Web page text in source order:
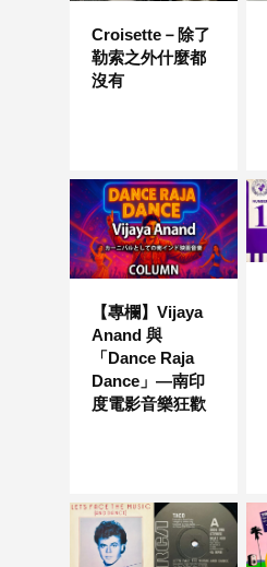
Croisette－除了
勒索之外什麼都
沒有
【專欄】Vijaya
Anand 與
「Dance Raja
Dance」—南印
度電影音樂狂歡